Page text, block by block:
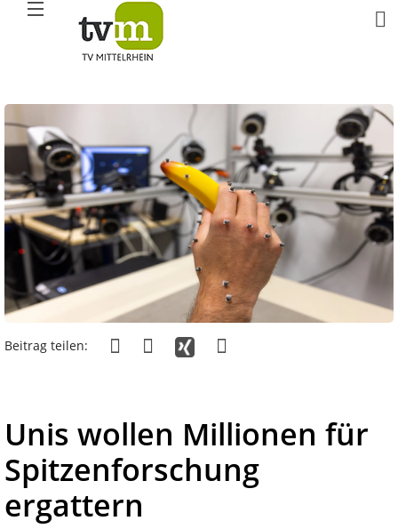
Beitrag teilen:
Unis wollen Millionen für
Spitzenforschung
ergattern